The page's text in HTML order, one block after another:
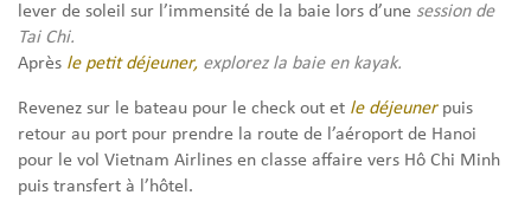
lever de soleil sur l’immensité de la baie lors d’une session de
Tai Chi.
Après le petit déjeuner, explorez la baie en kayak.
Revenez sur le bateau pour le check out et le déjeuner puis
retour au port pour prendre la route de l’aéroport de Hanoi
pour le vol Vietnam Airlines en classe affaire vers Hô Chi Minh
puis transfert à l’hôtel.